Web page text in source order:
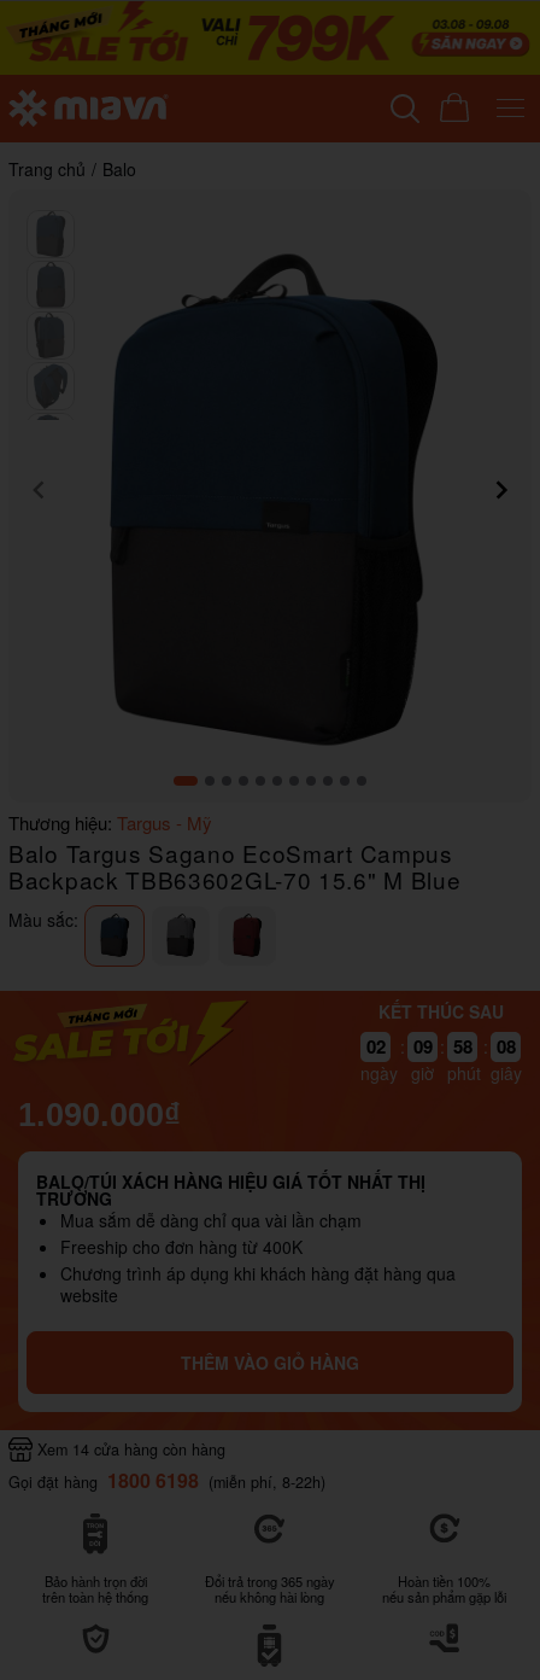
Trang chủ / Balo
Item
1
of
11
Thương hiệu: Targus - Mỹ
Balo Targus Sagano EcoSmart Campus
Backpack TBB63602GL-70 15.6" M Blue
Màu sắc:
KẾT THÚC SAU
02
ngày
: 09
giờ
: 58
phút
: 07
giây
1.090.000₫
BALO/TÚI XÁCH HÀNG HIỆU GIÁ TỐT NHẤT THỊ
TRƯỜNG
Mua sắm dễ dàng chỉ qua vài lần chạm
Freeship cho đơn hàng từ 400K
Chương trình áp dụng khi khách hàng đặt hàng qua
website
THÊM VÀO GIỎ HÀNG
Xem 14 cửa hàng còn hàng
Gọi đặt hàng 1800 6198 (miễn phí, 8-22h)
Bảo hành trọn đời
trên toàn hệ thống
Đổi trả trong 365 ngày
nếu không hài lòng
Hoàn tiền 100%
nếu sản phẩm gặp lỗi